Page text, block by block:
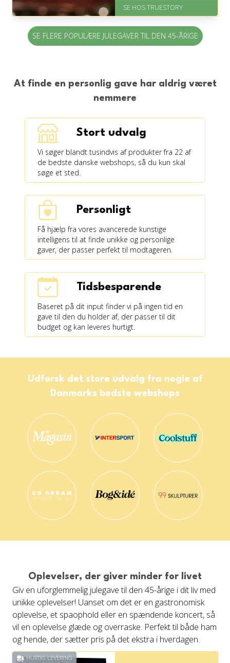
På lager
Levering: 1-2 dages levering.
samme
Fremragende Trustpilot rating
på 4.7 ud af 5
SE HOS TRUESTORY
SE FLERE POPULÆRE JULEGAVER TIL DEN 45-ÅRIGE
At finde en personlig gave har aldrig været
nemmere
Stort udvalg
Vi søger blandt tusindvis af produkter fra 22 af
de bedste danske webshops, så du kun skal
søge et sted.
Personligt
Få hjælp fra vores avancerede kunstige
intelligens til at finde unikke og personlige
gaver, der passer perfekt til modtageren.
Tidsbesparende
Baseret på dit input finder vi på ingen tid en
gave til den du holder af, der passer til dit
budget og kan leveres hurtigt.
Udforsk det store udvalg fra nogle af
Danmarks bedste webshops
Oplevelser, der giver minder for livet
Giv en uforglemmelig julegave til den 45-årige i dit liv med
unikke oplevelser! Uanset om det er en gastronomisk
oplevelse, et spaophold eller en spændende koncert, så
vil en oplevelse glæde og overraske. Perfekt til både ham
og hende, der sætter pris på det ekstra i hverdagen.
HURTIG LEVERING